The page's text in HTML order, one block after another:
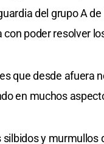
del grupo A de
poder resolver
que desde afuera
en muchos
y murmullos